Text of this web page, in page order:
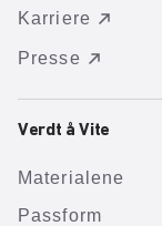
Karriere
Presse
Verdt å Vite
Materialene
Passform